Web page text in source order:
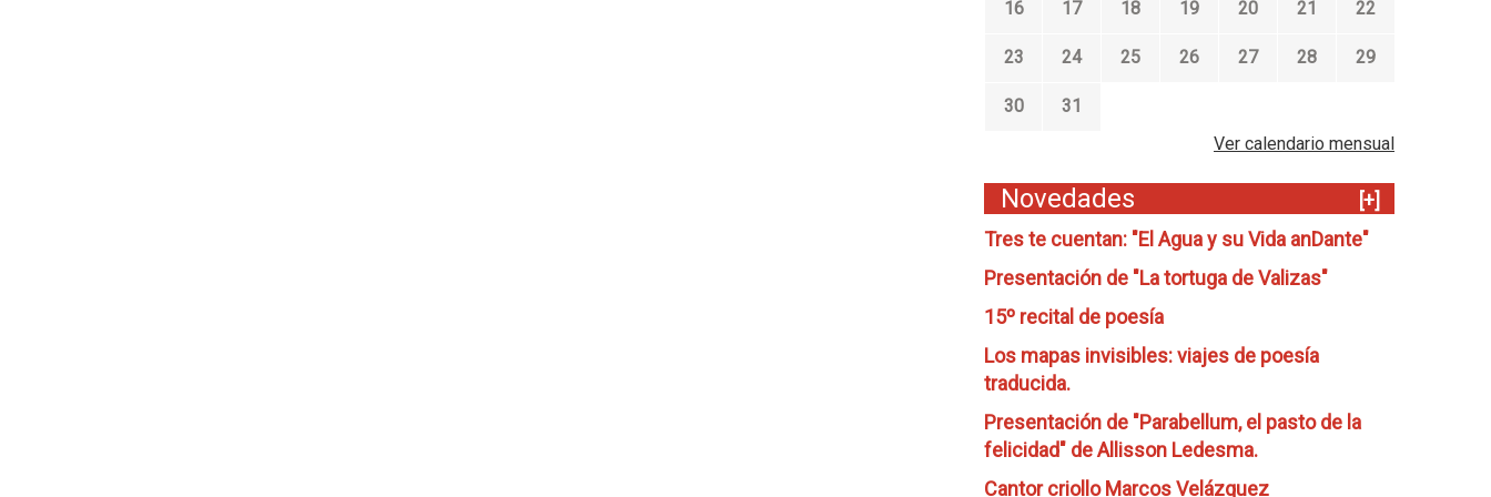
16 17 18 19 20 21 22
23 24 25 26 27 28 29
30
31
Ver calendario mensual
Novedades
[+]
Tres te cuentan: "El Agua y su Vida anDante"
Presentación de "La tortuga de Valizas"
15º recital de poesía
Los mapas invisibles: viajes de poesía
traducida.
Presentación de "Parabellum, el pasto de la
felicidad" de Allisson Ledesma.
Cantor criollo Marcos Velázquez